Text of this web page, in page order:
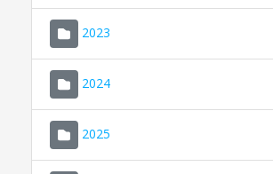
2023
2024
2025